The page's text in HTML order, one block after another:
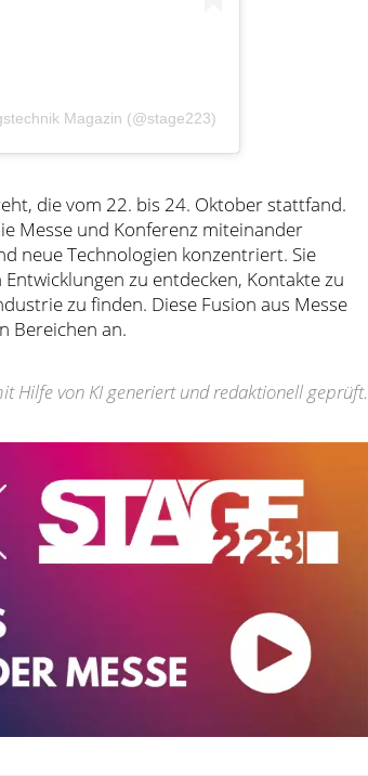
Magazin (@stage223)
die vom 22. bis 24. Oktober stattfand.
Messe und Konferenz miteinander
neue Technologien konzentriert. Sie
zu entdecken, Kontakte zu
zu finden. Diese Fusion aus Messe
Bereichen an.
Hilfe von KI generiert und redaktionell geprüft.